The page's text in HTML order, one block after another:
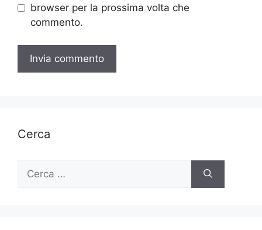
browser per la prossima volta che
commento.
Cerca
per: